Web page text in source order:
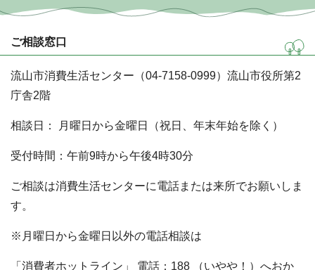
ご相談窓口
流山市消費生活センター（04-7158-0999）流山市役所第2
庁舎2階
相談日： 月曜日から金曜日（祝日、年末年始を除く）
受付時間：午前9時から午後4時30分
ご相談は消費生活センターに電話または来所でお願いしま
す。
※月曜日から金曜日以外の電話相談は
「消費者ホットライン」 電話：188 （いやや！）へおか